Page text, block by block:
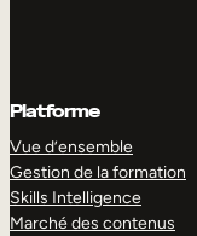
Platforme
Vue d’ensemble
Gestion de la formation
Skills Intelligence
Marché des contenus